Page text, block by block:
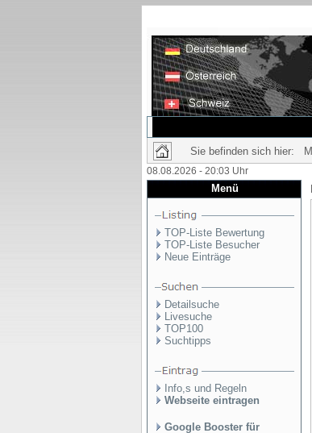
Sie befinden sich hier:
08.08.2026 - 20:03 Uhr
Menü
TOP-Liste Bewertung
TOP-Liste Besucher
Neue Einträge
Detailsuche
Livesuche
TOP100
Suchtipps
Info,s und Regeln
Webseite eintragen
Google Booster für